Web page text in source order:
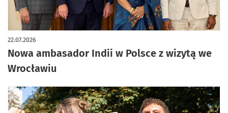
Nowa ambasador Indii w Polsce z wizytą we
Wrocławiu
22.07.2026